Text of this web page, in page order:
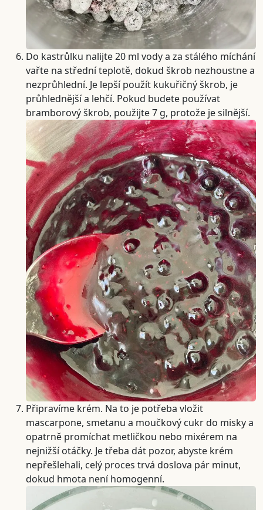
Do kastrůlku nalijte 20 ml vody a za stálého míchání
vařte na střední teplotě, dokud škrob nezhoustne a
nezprůhlední. Je lepší použít kukuřičný škrob, je
průhlednější a lehčí. Pokud budete používat
bramborový škrob, použijte 7 g, protože je silnější.
Připravíme krém. Na to je potřeba vložit
mascarpone, smetanu a moučkový cukr do misky a
opatrně promíchat metličkou nebo mixérem na
nejnižší otáčky. Je třeba dát pozor, abyste krém
nepřešlehali, celý proces trvá doslova pár minut,
dokud hmota není homogenní.